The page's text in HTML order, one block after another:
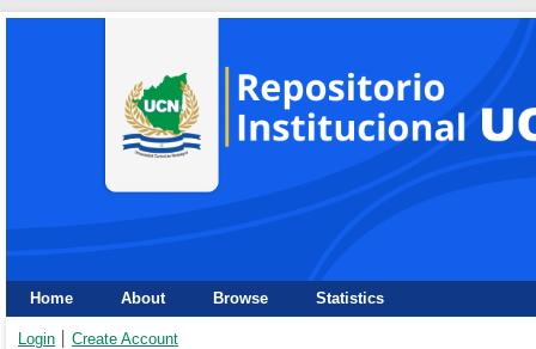
Home About Browse Statistics
Login Create Account